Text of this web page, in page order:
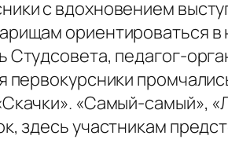
с вдохновением
ориентироваться в
Студсовета, педагог-
первокурсники
«Самый-самый»,
здесь участникам